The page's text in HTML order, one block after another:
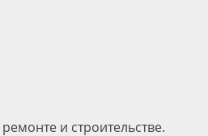
и строительстве.